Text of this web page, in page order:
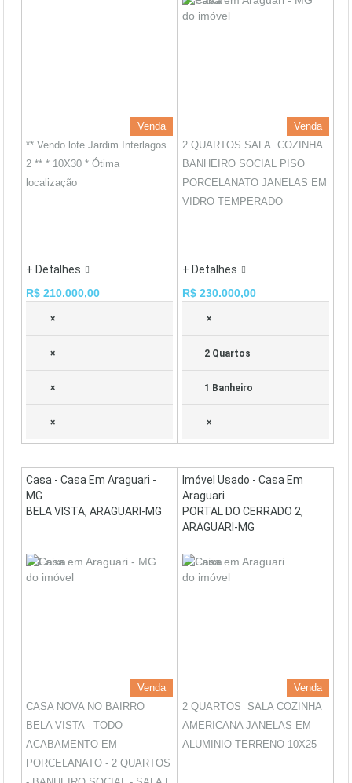
Venda
** Vendo lote Jardim Interlagos
2 ** * 10X30 * Ótima
localização
+ Detalhes
R$ 210.000,00
×
×
×
×
Venda
2 QUARTOS SALA COZINHA
BANHEIRO SOCIAL PISO
PORCELANATO JANELAS EM
VIDRO TEMPERADO
+ Detalhes
R$ 230.000,00
×
2 Quartos
1 Banheiro
×
Casa - Casa Em Araguari -
MG
BELA VISTA, ARAGUARI-MG
Venda
CASA NOVA NO BAIRRO
BELA VISTA - TODO
ACABAMENTO EM
PORCELANATO - 2 QUARTOS
Imóvel Usado - Casa Em
Araguari
PORTAL DO CERRADO 2,
ARAGUARI-MG
Venda
2 QUARTOS SALA COZINHA
AMERICANA JANELAS EM
ALUMINIO TERRENO 10X25